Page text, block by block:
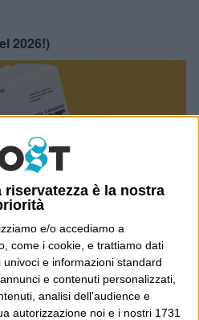
è la nostra
e/o accediamo a
come i cookie, e trattiamo dati
e informazioni standard
e contenuti personalizzati,
analisi dell'audience e
autorizzazione noi e i nostri 1731
2026!)